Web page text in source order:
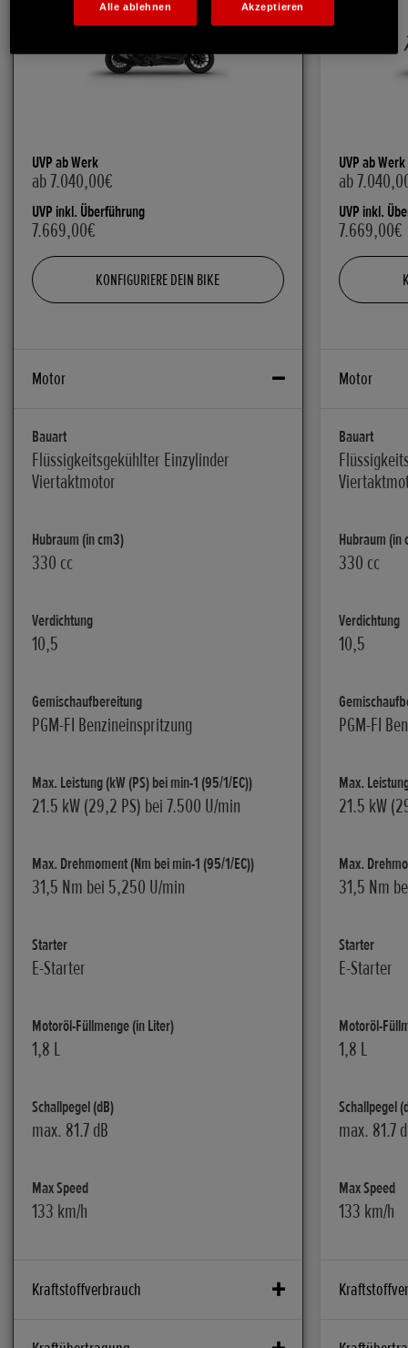
UVP ab Werk
ab 7.040,00€
UVP inkl. Überführung
7.669,00€
KONFIGURIERE DEIN BIKE
Motor
Bauart
Flüssigkeitsgekühlter Einzylinder
Viertaktmotor
Hubraum (in cm3)
330 cc
Verdichtung
10,5
Gemischaufbereitung
PGM-FI Benzineinspritzung
Max. Leistung (kW (PS) bei min-1 (95/1/EC))
21.5 kW (29,2 PS) bei 7.500 U/min
Max. Drehmoment (Nm bei min-1 (95/1/EC))
31,5 Nm bei 5,250 U/min
Starter
E-Starter
Motoröl-Füllmenge (in Liter)
1,8 L
Schallpegel (dB)
max. 81.7 dB
Max Speed
133 km/h
Kraftstoffverbrauch
UVP ab Werk
ab
UVP inkl.
7.669,00€
Motor
Bauart
Hubraum (in
330 cc
Verdichtung
10,5
PGM-FI
Max.
21.5 kW
Max.
31,5 Nm
Starter
E-Starter
Motoröl-
1,8 L
Schallpegel
max. 81.7
Max Speed
133 km/h
Alle ablehnen Akzeptieren